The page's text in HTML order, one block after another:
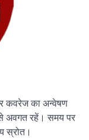
कवरेज का अन्वेषण
अवगत रहें। समय पर
स्रोत।